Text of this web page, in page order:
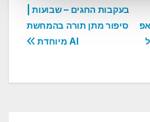
בעקבות החגים – שבועות |
סיפור מתן תורה בהמחשת
AI מיוחדת